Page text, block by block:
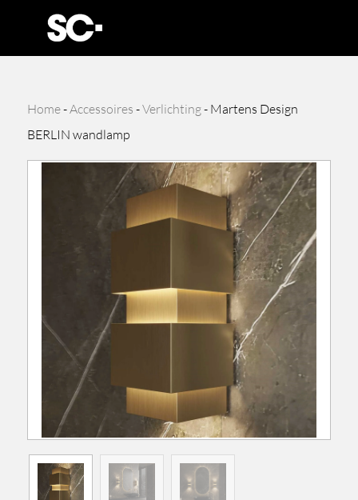
Home-Accessoires -Verlichting- Martens Design
BERLIN wandlamp